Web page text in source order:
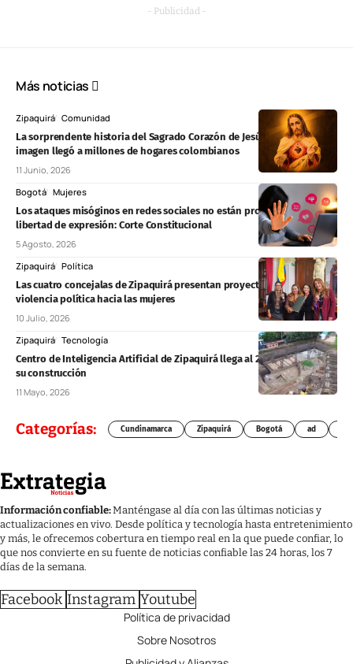
- Publicidad -
Más noticias
Zipaquirá Comunidad
La sorprendente historia del Sagrado Corazón de Jesús: cómo una
imagen llegó a millones de hogares colombianos
11 Junio, 2026
Bogotá Mujeres
Los ataques misóginos en redes sociales no están protegidos por la
libertad de expresión: Corte Constitucional
5 Agosto, 2026
Zipaquirá Política
Las cuatro concejalas de Zipaquirá presentan proyecto contra la
violencia política hacia las mujeres
10 Julio, 2026
Zipaquirá Tecnología
Centro de Inteligencia Artificial de Zipaquirá llega al 20% de avance en
su construcción
11 Mayo, 2026
Categorías: Cundinamarca Zipaquirá Bogotá ad
Información confiable:Manténgase al día con las últimas noticias y
actualizaciones en vivo. Desde política y tecnología hasta entretenimiento
y más, le ofrecemos cobertura en tiempo real en la que puede confiar, lo
que nos convierte en su fuente de noticias confiable las 24 horas, los 7
días de la semana.
Facebook Instagram Youtube
Política de privacidad
Sobre Nosotros